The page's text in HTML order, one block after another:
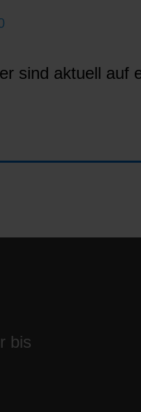
sind aktuell auf
bis